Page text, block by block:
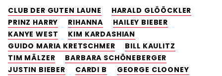
CLUB DER GUTEN LAUNE
HARALD GLÖÖCKLER
PRINZ HARRY
RIHANNA
HAILEY BIEBER
KANYE WEST
KIM KARDASHIAN
GUIDO MARIA KRETSCHMER
BILL KAULITZ
TIM MÄLZER
BARBARA SCHÖNEBERGER
JUSTIN BIEBER
CARDI B
GEORGE CLOONEY